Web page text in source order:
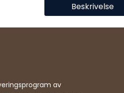
Beskrivelse
av